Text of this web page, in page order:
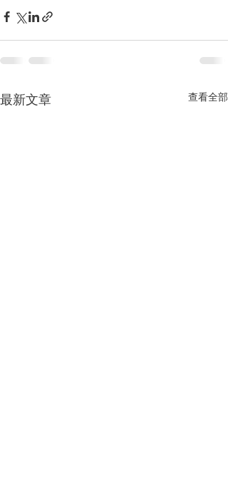
最新文章 查看全部